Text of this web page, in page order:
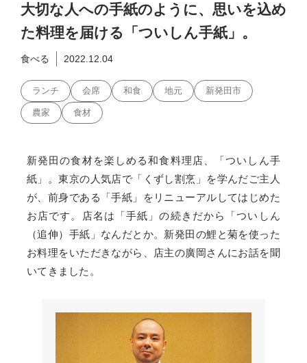
大切な人への手紙のように、思いを込め
た料理を届ける「ついしん手紙」。
食べる 2022.12.04
ランチ 会席 和食 地元 新発田市
農家 食材
新発田の食材を楽しめる和食料理店、「ついしん手
紙」。東京の人気店で「くずし割烹」を学んだご主人
が、前身である「手紙」をリニューアルしてはじめた
お店です。店名は「手紙」の続きだから「ついしん
（追伸）手紙」なんだとか。新発田の鯉と菊を使った
お料理をいただきながら、店主の廣岡さんにお話を聞
いてきました。